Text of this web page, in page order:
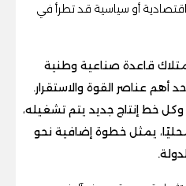
اقتصادية أو سياسية قد تطرأ في
امتلاك قاعدة صناعية وطنية
أهم عناصر القوة والاستقرار.
خط إنتاج جديد يتم تشغيله،
يمثل خطوة إضافية نحو